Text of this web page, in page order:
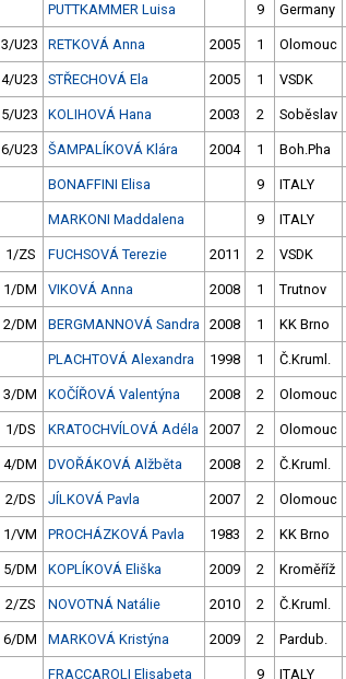
PUTTKAMMER Luisa 9 Germany
3/U23 RETKOVÁ Anna 2005 1 Olomouc
4/U23 STŘECHOVÁ Ela 2005 1 VSDK
5/U23 KOLIHOVÁ Hana 2003 2 Soběslav
6/U23 ŠAMPALÍKOVÁ Klára 2004 1 Boh.Pha
BONAFFINI Elisa 9 ITALY
MARKONI Maddalena 9 ITALY
1/ZS FUCHSOVÁ Terezie 2011 2 VSDK
1/DM VIKOVÁ Anna 2008 1 Trutnov
2/DM BERGMANNOVÁ Sandra 2008 1 KK Brno
PLACHTOVÁ Alexandra 1998 1 Č.Kruml.
3/DM KOČÍŘOVÁ Valentýna 2008 2 Olomouc
1/DS KRATOCHVÍLOVÁ Adéla 2007 2 Olomouc
4/DM DVOŘÁKOVÁ Alžběta 2008 2 Č.Kruml.
2/DS JÍLKOVÁ Pavla 2007 2 Olomouc
1/VM PROCHÁZKOVÁ Pavla 1983 2 KK Brno
5/DM KOPLÍKOVÁ Eliška 2009 2 Kroměříž
2/ZS NOVOTNÁ Natálie 2010 2 Č.Kruml.
6/DM MARKOVÁ Kristýna 2009 2 Pardub.
FRACCAROLI Elisabeta 9 ITALY